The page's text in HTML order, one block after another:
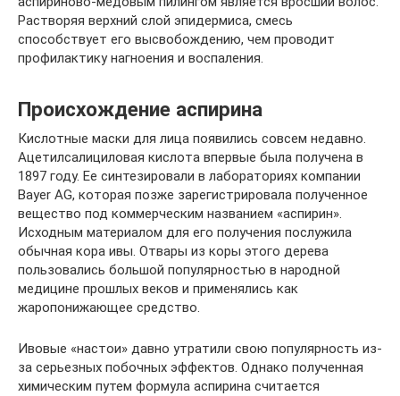
Растворяя верхний слой эпидермиса, смесь
способствует его высвобождению, чем проводит
профилактику нагноения и воспаления.
Происхождение аспирина
Кислотные маски для лица появились совсем недавно.
Ацетилсалициловая кислота впервые была получена в
1897 году. Ее синтезировали в лабораториях компании
Bayer AG, которая позже зарегистрировала полученное
вещество под коммерческим названием «аспирин».
Исходным материалом для его получения послужила
обычная кора ивы. Отвары из коры этого дерева
пользовались большой популярностью в народной
медицине прошлых веков и применялись как
жаропонижающее средство.
Ивовые «настои» давно утратили свою популярность из-
за серьезных побочных эффектов. Однако полученная
химическим путем формула аспирина считается